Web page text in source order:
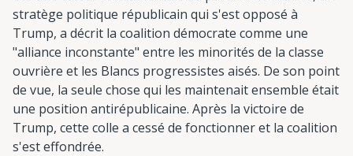
stratège politique républicain qui s'est opposé à
Trump, a décrit la coalition démocrate comme une
"alliance inconstante" entre les minorités de la classe
ouvrière et les Blancs progressistes aisés. De son point
de vue, la seule chose qui les maintenait ensemble était
une position antirépublicaine. Après la victoire de
Trump, cette colle a cessé de fonctionner et la coalition
s'est effondrée.